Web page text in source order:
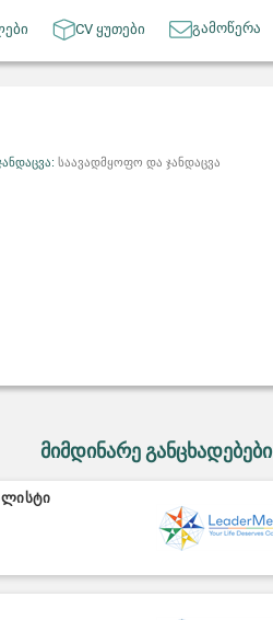
CV ყუთები გამოწერა
საავადმყოფო და ჯანდაცვა
მიმდინარე განცხადებები